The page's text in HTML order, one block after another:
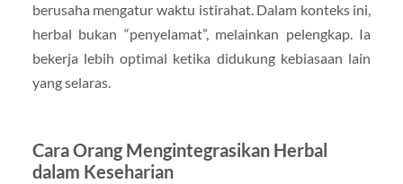
berusaha mengatur waktu istirahat. Dalam konteks ini,
herbal bukan “penyelamat”, melainkan pelengkap. Ia
bekerja lebih optimal ketika didukung kebiasaan lain
yang selaras.
Cara Orang Mengintegrasikan Herbal
dalam Keseharian